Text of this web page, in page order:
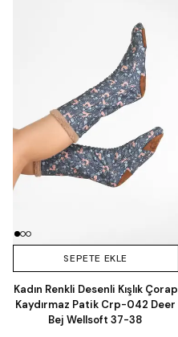
SEPETE EKLE
Kadın Renkli Desenli Kışlık Çorap
Kaydırmaz Patik Crp-042 Deer
Bej Wellsoft 37-38